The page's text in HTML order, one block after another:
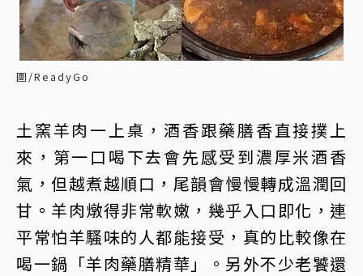
圖/ReadyGo
土窯羊肉一上桌，酒香跟藥膳香直接撲上
來，第一口喝下去會先感受到濃厚米酒香
氣，但越煮越順口，尾韻會慢慢轉成溫潤回
甘。羊肉燉得非常軟嫩，幾乎入口即化，連
平常怕羊騷味的人都能接受，真的比較像在
喝一鍋「羊肉藥膳精華」。另外不少老饕還